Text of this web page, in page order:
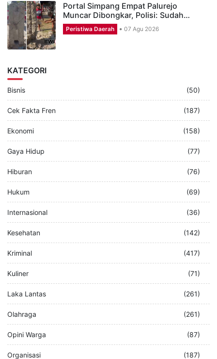
Portal Simpang Empat Palurejo
Muncar Dibongkar, Polisi: Sudah…
Peristiwa Daerah 07 Agu 2026
KATEGORI
Bisnis (50)
Cek Fakta Fren (187)
Ekonomi (158)
Gaya Hidup (77)
Hiburan (76)
Hukum (69)
Internasional (36)
Kesehatan (142)
Kriminal (417)
Kuliner (71)
Laka Lantas (261)
Olahraga (261)
Opini Warga (87)
Organisasi (187)